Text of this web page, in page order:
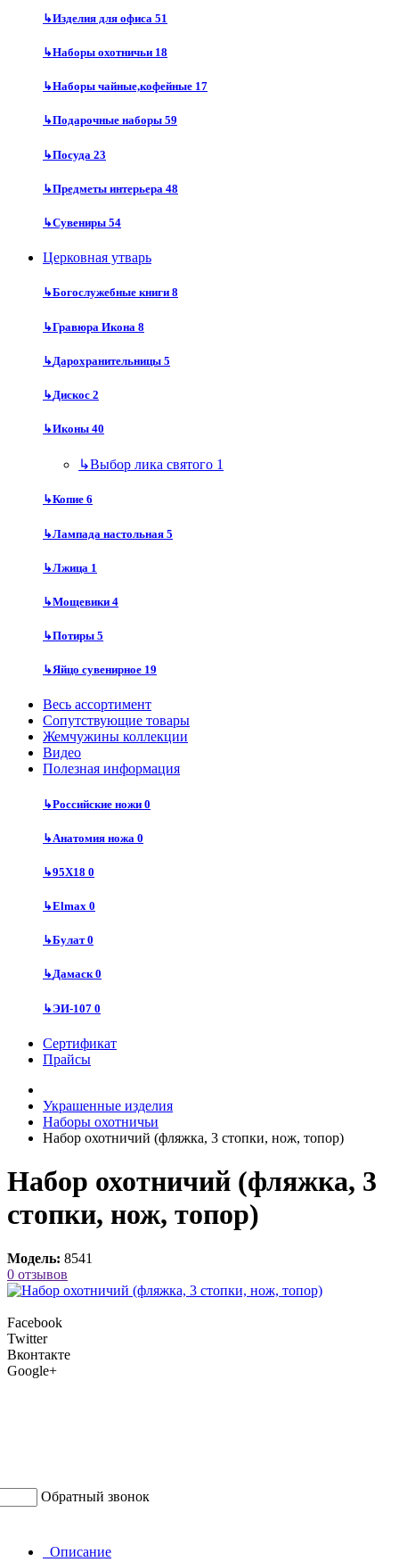
↳Изделия для офиса 51
↳Наборы охотничьи 18
↳Наборы чайные,кофейные 17
↳Подарочные наборы 59
↳Посуда 23
↳Предметы интерьера 48
↳Сувениры 54
Церковная утварь
↳Богослужебные книги 8
↳Гравюра Икона 8
↳Дарохранительницы 5
↳Дискос 2
↳Иконы 40
↳Выбор лика святого 1
↳Копие 6
↳Лампада настольная 5
↳Лжица 1
↳Мощевики 4
↳Потиры 5
↳Яйцо сувенирное 19
Весь ассортимент
Сопутствующие товары
Жемчужины коллекции
Видео
Полезная информация
↳Российские ножи 0
↳Анатомия ножа 0
↳95Х18 0
↳Elmax 0
↳Булат0
↳Дамаск0
↳ЭИ-107 0
Сертификат
Прайсы
Украшенные изделия
Наборы охотничьи
Набор охотничий (фляжка, 3 стопки, нож, топор)
Набор охотничий (фляжка, 3
стопки, нож, топор)
Модель: 8541
0 отзывов
Facebook
Twitter
Вконтакте
Google+
Обратный звонок
Описание